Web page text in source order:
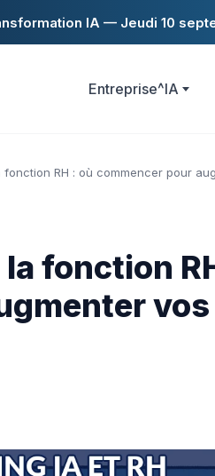
IA — Jeudi 10
Entreprise^IA
fonction RH : où commencer pour
fonction
vos